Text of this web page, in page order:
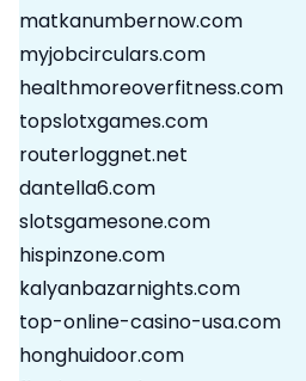
matkanumbernow.com
myjobcirculars.com
healthmoreoverfitness.com
topslotxgames.com
routerloggnet.net
dantella6.com
slotsgamesone.com
hispinzone.com
kalyanbazarnights.com
top-online-casino-usa.com
honghuidoor.com